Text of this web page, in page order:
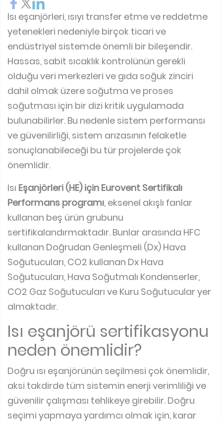
Isı eşanjörleri, ısıyı transfer etme ve reddetme
yetenekleri nedeniyle birçok ticari ve
endüstriyel sistemde önemli bir bileşendir.
Hassas, sabit sıcaklık kontrolünün gerekli
olduğu veri merkezleri ve gıda soğuk zinciri
dahil olmak üzere soğutma ve proses
soğutması için bir dizi kritik uygulamada
bulunabilirler. Bu nedenle sistem performansı
ve güvenilirliği, sistem arızasının felaketle
sonuçlanabileceği bu tür projelerde çok
önemlidir.
Isı Eşanjörleri (HE) için Eurovent Sertifikalı
Performans programı, eksenel akışlı fanlar
kullanan beş ürün grubunu
sertifikalandırmaktadır. Bunlar arasında HFC
kullanan Doğrudan Genleşmeli (Dx) Hava
Soğutucuları, CO2 kullanan Dx Hava
Soğutucuları, Hava Soğutmalı Kondenserler,
CO2 Gaz Soğutucuları ve Kuru Soğutucular yer
almaktadır.
Isı eşanjörü sertifikasyonu
neden önemlidir?
Doğru ısı eşanjörünün seçilmesi çok önemlidir,
aksi takdirde tüm sistemin enerji verimliliği ve
güvenilir çalışması tehlikeye girebilir. Doğru
seçimi yapmaya yardımcı olmak için, karar